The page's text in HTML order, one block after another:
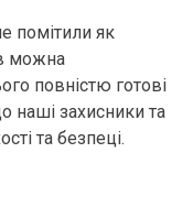
помітили як
можна
повністю готові
наші захисники та
та безпеці.